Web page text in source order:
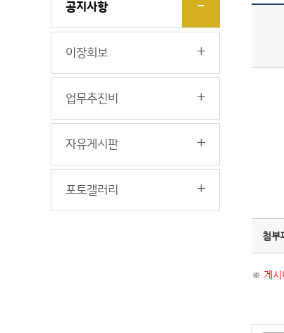
공지사항
이장회보
업무추진비
자유게시판
포토갤러리
첨부
※ 게